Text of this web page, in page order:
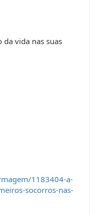
da vida nas suas
1183404-a-
socorros-nas-